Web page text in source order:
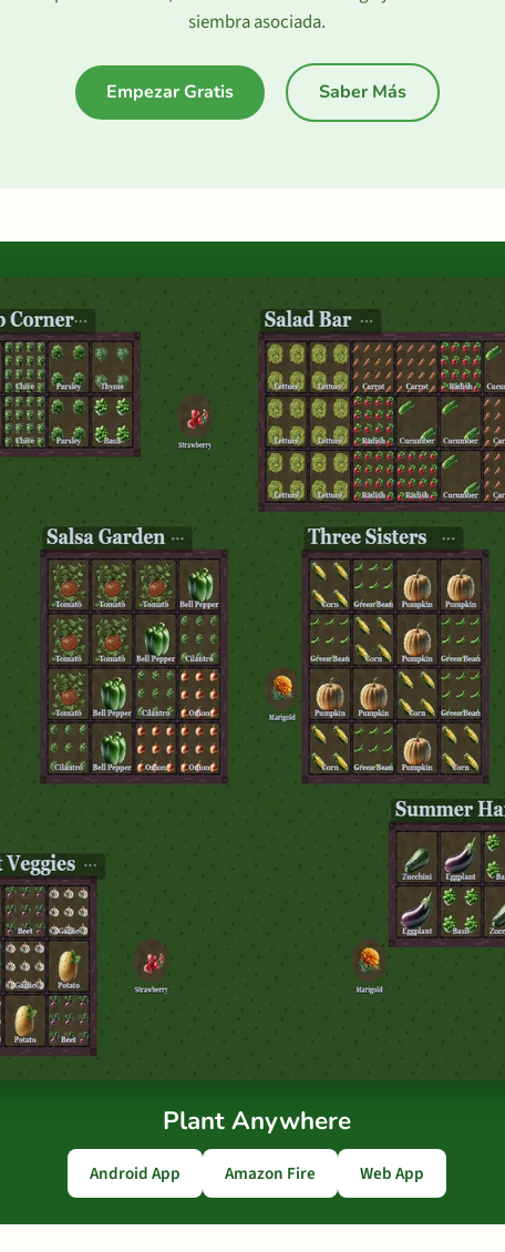
siembra asociada.
Empezar Gratis Saber Más
Plant Anywhere
Android App Amazon Fire Web App